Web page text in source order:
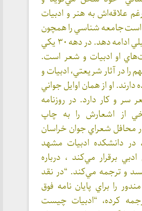
علاقه‌اش به هنر و ادبيات
جامعه شناسي را همچون
رشته تحصيلي ادامه دهد. در دهه ٣٠ يكي
او ادبيات و شعر است.
را در آثار شريعتي، ادبيات و
او از همان اوايل جواني
سر و كار دارد. در روزنامه
از اشعارش را به چاپ
محافل شعراي جوان خراسان
در دانشكده ادبيات مشهد
برقرار مي‌كند ، درباره
و ترجمه مي‌كند. “در نقد
را براي پايان نامه فوق
كرده، “ادبيات چيست